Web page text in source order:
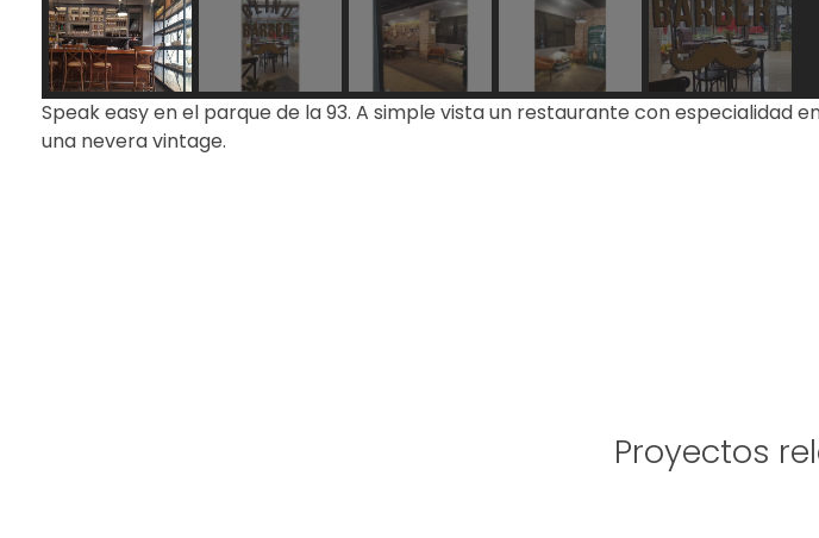
Speak easy en el parque de la 93. A simple vista un restaurante con especialidad
una nevera vintage.
Proyectos